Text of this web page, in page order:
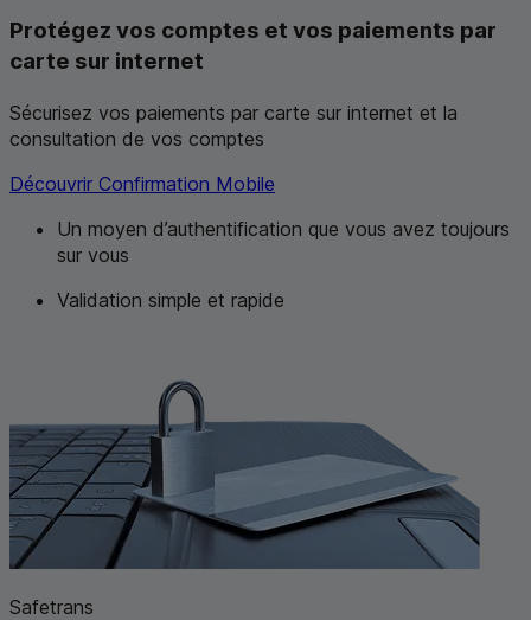
Protégez vos comptes et vos paiements par
carte sur internet
Sécurisez vos paiements par carte sur internet et la
consultation de vos comptes
Découvrir Confirmation Mobile
Un moyen d’authentification que vous avez toujours
sur vous
Validation simple et rapide
Safetrans